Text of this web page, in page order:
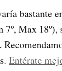
bastante
Max 18º),
Entérate